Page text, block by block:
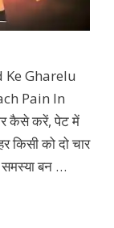
Ke Gharelu
Pain In
कैसे करें, पेट में
किसी को दो चार
समस्या बन …